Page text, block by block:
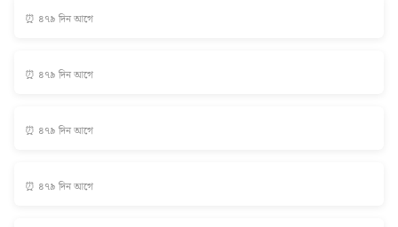
⏰ ৪৭৯ দিন আগে
⏰ ৪৭৯ দিন আগে
⏰ ৪৭৯ দিন আগে
⏰ ৪৭৯ দিন আগে